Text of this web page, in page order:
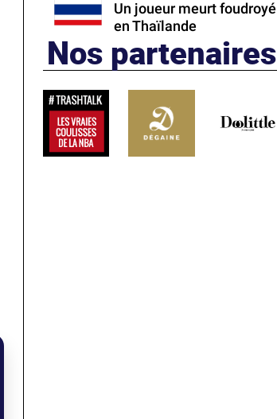
Un joueur meurt foudroyé
en Thaïlande
Nos partenaires